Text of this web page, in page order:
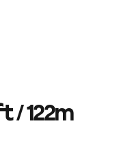
/ 122m